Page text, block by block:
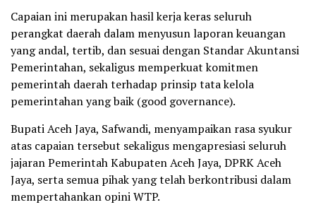
Capaian ini merupakan hasil kerja keras seluruh
perangkat daerah dalam menyusun laporan keuangan
yang andal, tertib, dan sesuai dengan Standar Akuntansi
Pemerintahan, sekaligus memperkuat komitmen
pemerintah daerah terhadap prinsip tata kelola
pemerintahan yang baik (good governance).
Bupati Aceh Jaya, Safwandi, menyampaikan rasa syukur
atas capaian tersebut sekaligus mengapresiasi seluruh
jajaran Pemerintah Kabupaten Aceh Jaya, DPRK Aceh
Jaya, serta semua pihak yang telah berkontribusi dalam
mempertahankan opini WTP.